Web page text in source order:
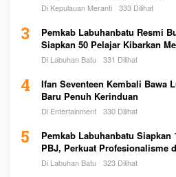
Di Kepulauan Meranti 333 Dilihat
3
Pemkab Labuhanbatu Resmi
Siapkan 50 Pelajar Kibarkan
Di Labuhan Batu 331 Dilihat
4
Ifan Seventeen Kembali Bawa
Baru Penuh Kerinduan
Di Entertainment 330 Dilihat
5
Pemkab Labuhanbatu Siapkan
PBJ, Perkuat Profesionalisme
Pemerintah
Di Labuhan Batu 323 Dilihat